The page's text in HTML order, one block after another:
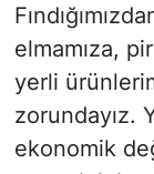
elmamıza,
yerli
zorundayız.
ekonomik